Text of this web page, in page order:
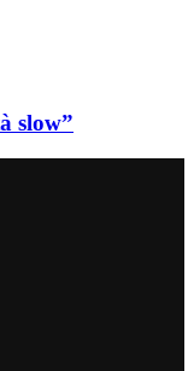
slow”